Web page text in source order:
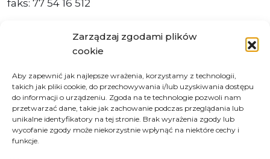
Zarządzaj zgodami plików
cookie
Aby zapewnić jak najlepsze wrażenia, korzystamy z technologii,
takich jak pliki cookie, do przechowywania i/lub uzyskiwania dostępu
do informacji o urządzeniu. Zgoda na te technologie pozwoli nam
przetwarzać dane, takie jak zachowanie podczas przeglądania lub
unikalne identyfikatory na tej stronie. Brak wyrażenia zgody lub
wycofanie zgody może niekorzystnie wpłynąć na niektóre cechy i
funkcje.
faks: 77 54 16 512
Adres do e-Doręczeń
Urzędu: AE:PL-66703-73759-IGTUV-14
Polityka prywatności